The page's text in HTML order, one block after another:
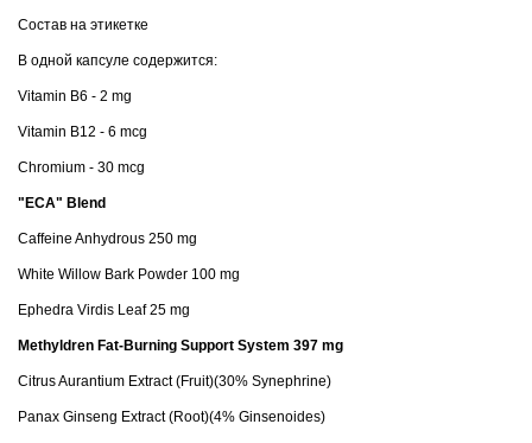
Состав на этикетке
В одной капсуле содержится:
Vitamin B6 - 2 mg
Vitamin B12 - 6 mcg
Chromium - 30 mcg
"ECA" Blend
Caffeine Anhydrous 250 mg
White Willow Bark Powder 100 mg
Ephedra Virdis Leaf 25 mg
Methyldren Fat-Burning Support System 397 mg
Citrus Aurantium Extract (Fruit)(30% Synephrine)
Panax Ginseng Extract (Root)(4% Ginsenoides)